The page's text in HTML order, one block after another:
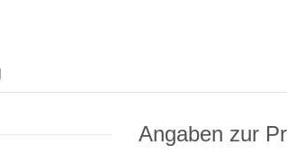
Angaben zur